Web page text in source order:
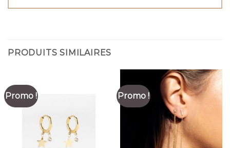
PRODUITS SIMILAIRES
Promo ! Promo !